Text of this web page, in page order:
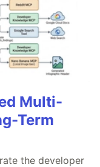
Multi-
Term
the developer